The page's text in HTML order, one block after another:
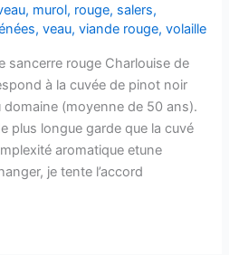
, murol, rouge, salers,
,veau,viande rouge,volaille
sancerre rouge Charlouise de
à la cuvée de pinot noir
(moyenne de 50 ans).
plus longue garde que la cuvé
aromatique etune
je tente l’accord